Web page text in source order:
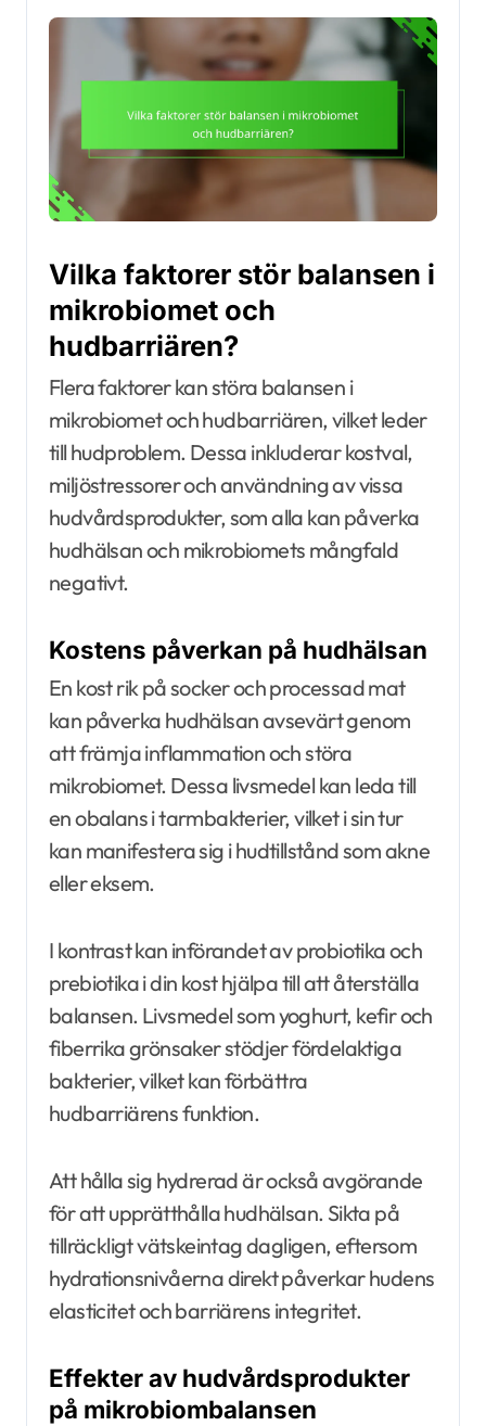
Vilka faktorer stör balansen i
mikrobiomet och
hudbarriären?
Flera faktorer kan störa balansen i
mikrobiomet och hudbarriären, vilket leder
till hudproblem. Dessa inkluderar kostval,
miljöstressorer och användning av vissa
hudvårdsprodukter, som alla kan påverka
hudhälsan och mikrobiomets mångfald
negativt.
Kostens påverkan på hudhälsan
En kost rik på socker och processad mat
kan påverka hudhälsan avsevärt genom
att främja inflammation och störa
mikrobiomet. Dessa livsmedel kan leda till
en obalans i tarmbakterier, vilket i sin tur
kan manifestera sig i hudtillstånd som akne
eller eksem.
I kontrast kan införandet av probiotika och
prebiotika i din kost hjälpa till att återställa
balansen. Livsmedel som yoghurt, kefir och
fiberrika grönsaker stödjer fördelaktiga
bakterier, vilket kan förbättra
hudbarriärens funktion.
Att hålla sig hydrerad är också avgörande
för att upprätthålla hudhälsan. Sikta på
tillräckligt vätskeintag dagligen, eftersom
hydrationsnivåerna direkt påverkar hudens
elasticitet och barriärens integritet.
Effekter av hudvårdsprodukter
på mikrobiombalansen